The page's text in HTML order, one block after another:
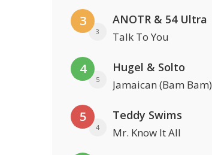
3
3
ANOTR & 54 Ultra
Talk To You
4
5
Hugel & Solto
Jamaican (Bam Bam)
5
4
Teddy Swims
Mr. Know It All